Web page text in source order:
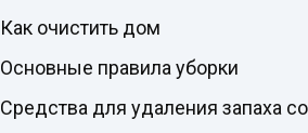
Как очистить дом
Основные правила уборки
Средства для удаления запаха